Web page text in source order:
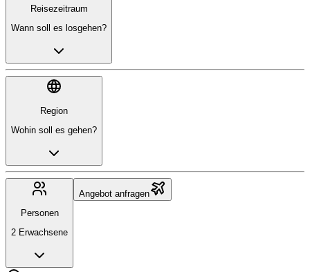
Reisezeitraum
Wann soll es losgehen?
Region
Wohin soll es gehen?
Personen
2 Erwachsene
Angebot anfragen